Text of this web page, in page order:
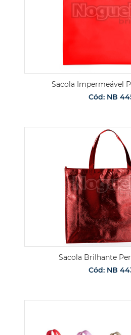
Sacola Impermeável
Cód: NB
Sacola Brilhante
Cód: NB